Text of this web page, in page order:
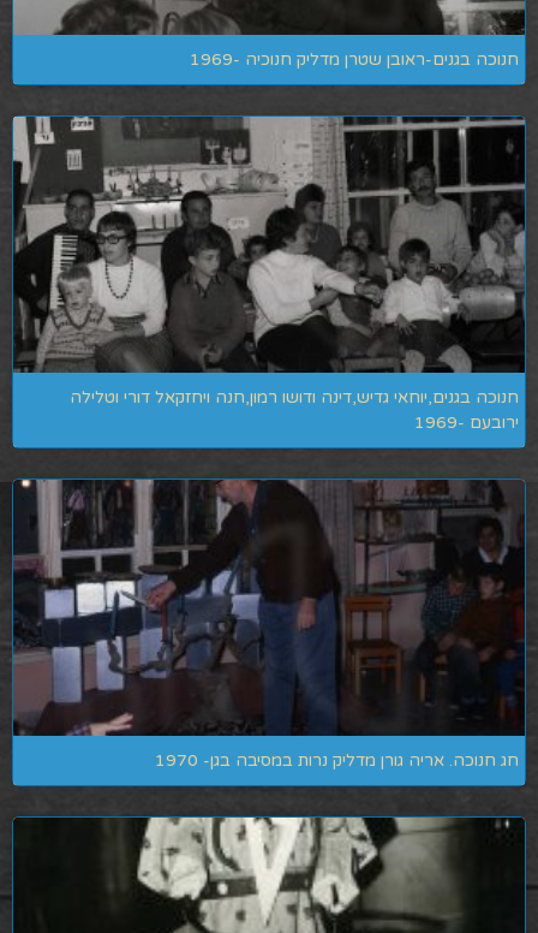
חנוכה בגנים-ראובן שטרן מדליק חנוכיה -1969
חנוכה בגנים,יוחאי גדיש,דינה ודושו רמון,חנה ויחזקאל דורי וטלילה
ירובעם -1969
חג חנוכה. אריה גורן מדליק נרות במסיבה בגן- 1970